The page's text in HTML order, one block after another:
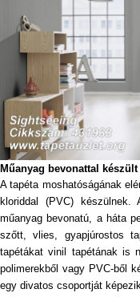
Műanyag bevonattal
A tapéta moshatóságának
kloriddal (PVC)
műanyag bevonatú, a háta
szőtt, vlies, gyapjúrostos
tapétákat vinil tapétának is
polimerekből vagy PVC-ből
egy divatos csoportját képezik.